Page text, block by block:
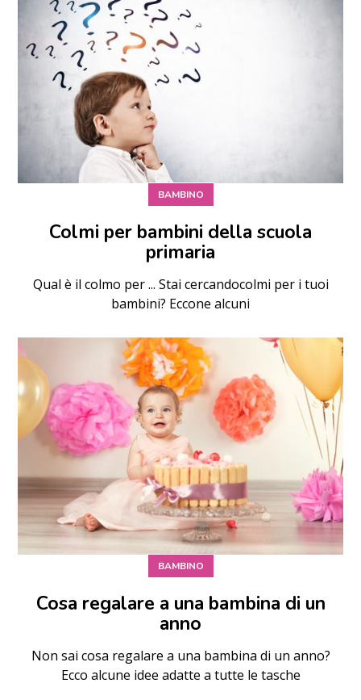
BAMBINO
Colmi per bambini della scuola
primaria
Qual è il colmo per ... Stai cercandocolmi per i tuoi
bambini? Eccone alcuni
BAMBINO
Cosa regalare a una bambina di un
anno
Non sai cosa regalare a una bambina di un anno?
Ecco alcune idee adatte a tutte le tasche